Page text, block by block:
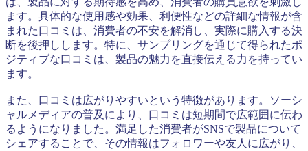
ます。具体的な使用感や効果、利便性などの詳細な情報が含
まれた口コミは、消費者の不安を解消し、実際に購入する決
断を後押しします。特に、サンプリングを通じて得られたポ
ジティブな口コミは、製品の魅力を直接伝える力を持ってい
ます。
また、口コミは広がりやすいという特徴があります。ソーシ
ャルメディアの普及により、口コミは短期間で広範囲に伝わ
るようになりました。満足した消費者がSNSで製品について
シェアすることで、その情報はフォロワーや友人に広がり、